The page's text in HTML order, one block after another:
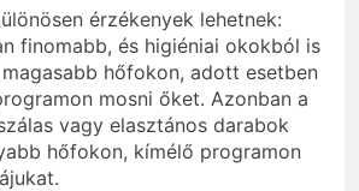
érzékenyek lehetnek:
finomabb, és higiéniai okokból is
hőfokon, adott esetben
mosni őket. Azonban a
vagy elasztános darabok
hőfokon, kímélő programon